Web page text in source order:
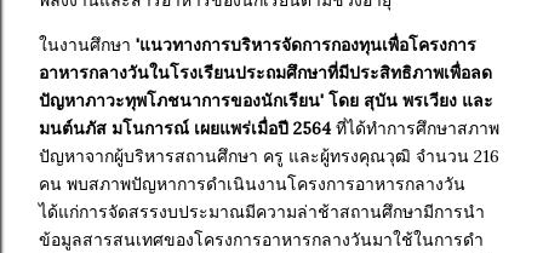
ในงานศึกษา 'แนวทางการบริหารจัดการกองทุนเพื่อโครงการ
อาหารกลางวันในโรงเรียนประถมศึกษาที่มีประสิทธิภาพเพื่อลด
ปัญหาภาวะทุพโภชนาการของนักเรียน' โดย สุบัน พรเวียง และ
มนต์นภัส มโนการณ์ เผยแพร่เมื่อปี 2564ที่ได้ทำการศึกษาสภาพ
ปัญหาจากผู้บริหารสถานศึกษา ครู และผู้ทรงคุณวุฒิ จำนวน 216
คน พบสภาพปัญหาการดําเนินงานโครงการอาหารกลางวัน
ได้แก่การจัดสรรงบประมาณมีความล่าช้าสถานศึกษามีการนํา
ข้อมูลสารสนเทศของโครงการอาหารกลางวันมาใช้ในการดํา